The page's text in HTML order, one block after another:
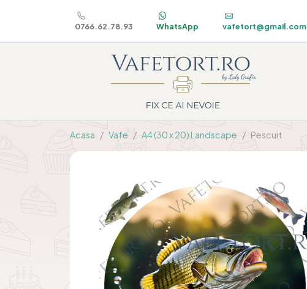
0766.62.78.93 WhatsApp vafetort@gmail.com
Acasa Vafe A4 (30 x 20) Landscape Pescuit